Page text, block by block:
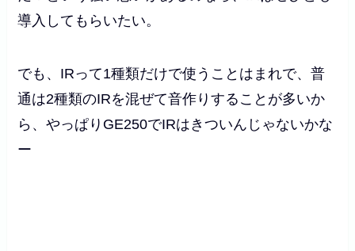
導入してもらいたい。
でも、IRって1種類だけで使うことはまれで、普
通は2種類のIRを混ぜて音作りすることが多いか
ら、やっぱりGE250でIRはきついんじゃないかな
ー